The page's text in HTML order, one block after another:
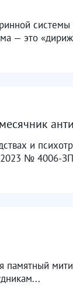
— это
и
№ 4006-
памятный